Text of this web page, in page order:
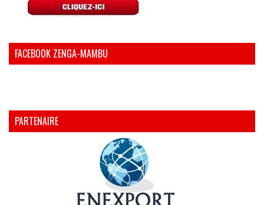
FACEBOOK ZENGA-MAMBU
PARTENAIRE